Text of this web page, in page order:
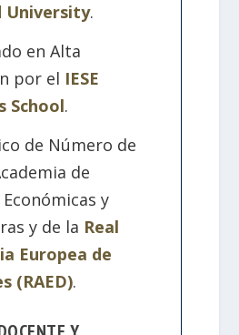
University.
en Alta
por el IESE
School.
de Número de
de
y
y de la Real
Europea de
(RAED).